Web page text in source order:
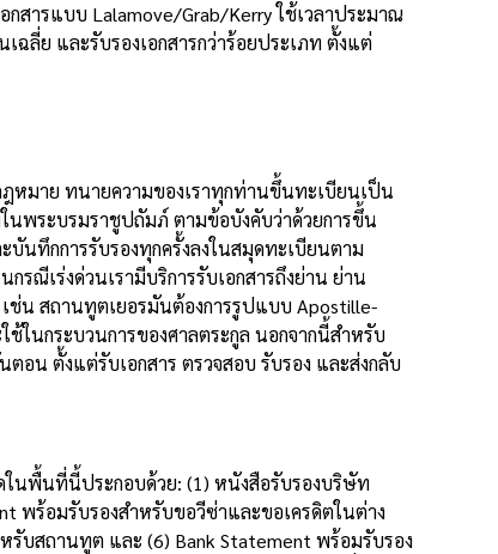
สารแบบ Lalamove/Grab/Kerry ใช้เวลาประมาณ
ฉลี่ย และรับรองเอกสารกว่าร้อยประเภท ตั้งแต่
ฎหมาย ทนายความของเราทุกท่านขึ้นทะเบียนเป็น
นพระบรมราชูปถัมภ์ ตามข้อบังคับว่าด้วยการขึ้น
นทึกการรับรองทุกครั้งลงในสมุดทะเบียนตาม
รณีเร่งด่วนเรามีบริการรับเอกสารถึงย่าน ย่าน
เช่น สถานทูตเยอรมันต้องการรูปแบบ Apostille-
ในกระบวนการของศาลตระกูล นอกจากนี้สำหรับ
อน ตั้งแต่รับเอกสาร ตรวจสอบ รับรอง และส่งกลับ
ในพื้นที่นี้ประกอบด้วย: (1) หนังสือรับรองบริษัท
พร้อมรับรองสำหรับขอวีซ่าและขอเครดิตในต่าง
บสถานทูต และ (6) Bank Statement พร้อมรับรอง